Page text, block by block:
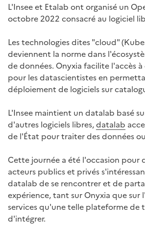
L'Insee et Etalab ont organisé un
octobre 2022 consacré au logiciel
Les technologies dites "cloud"
deviennent la norme dans
de données. Onyxia facilite l'accès
pour les datascientistes en
déploiement de logiciels sur
L'Insee maintient un datalab basé
d'autres logiciels libres,datalab
de l'État pour traiter des données
Cette journée a été l'occasion pour
acteurs publics et privés
datalab de se rencontrer et de
expérience, tant sur Onyxia que sur
services qu'une telle plateforme de
d'intégrer.